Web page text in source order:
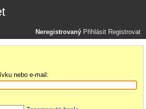
Neregistrovaný Přihlásit Registrovat
nebo e-mail: